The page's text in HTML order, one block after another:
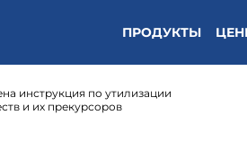
ПРОДУКТЫ
инструкция по утилизации
и их прекурсоров